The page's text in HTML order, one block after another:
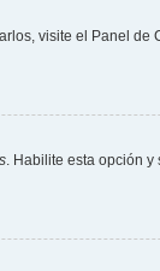
visite el Panel
. Habilite esta opción